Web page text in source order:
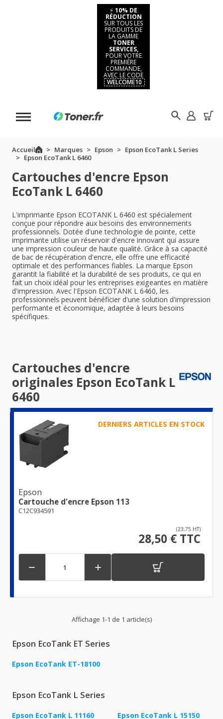
⚡ 10% DE
RÉDUCTION
SUR TOUS LES
PRODUITS DE
LA GAMME
TONER
SERVICES,
POUR VOTRE
PREMIÈRE
COMMANDE,
AVEC LE CODE
WELCOME10
Accueil Marques Epson
Epson EcoTank L Series
Epson EcoTank L 6460
Cartouches d'encre Epson
EcoTank L 6460
L'imprimante Epson ECOTANK L 6460 est spécialement
conçue pour répondre aux besoins des environnements
professionnels. Dotée d'une technologie de pointe, cette
imprimante utilise un réservoir d'encre innovant qui assure
une impression couleur de haute qualité. Grâce à sa capacité
de bac de récupération d'encre, elle offre une efficacité
optimale et des performances fiables. La marque Epson
garantit la fiabilité et la durabilité de ses produits, ce qui en
fait un choix idéal pour les entreprises exigeantes en matière
d'impression. Avec l'Epson ECOTANK L 6460, les
professionnels peuvent bénéficier d'une solution d'impression
performante et économique, adaptée à leurs besoins
spécifiques.
Cartouches d'encre
originales Epson EcoTank L
6460
DERNIERS ARTICLES EN STOCK
Epson
Cartouche d'encre Epson 113
C12C934591
(23,75 HT)
28,50 € TTC
 
Affichage 1-1 de 1 article(s)
Epson EcoTank ET Series
Epson EcoTank ET-18100
Epson EcoTank L Series
Epson EcoTank L 11160 Epson EcoTank L 15150